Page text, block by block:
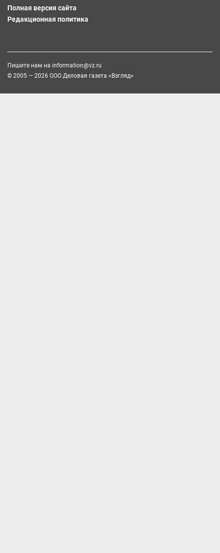
Полная версия сайта
Редакционная политика
Пишите нам на information@vz.ru
© 2005 — 2026 ООО Деловая газета «Взгляд»